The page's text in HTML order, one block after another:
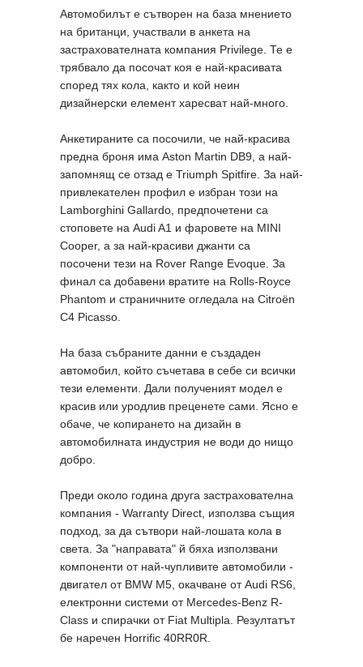
Автомобилът е сътворен на база мнението
на британци, участвали в анкета на
застрахователната компания Privilege. Те е
трябвало да посочат коя е най-красивата
според тях кола, както и кой неин
дизайнерски елемент харесват най-много.
Анкетираните са посочили, че най-красива
предна броня има Aston Martin DB9, а най-
запомнящ се отзад е Triumph Spitfire. За най-
привлекателен профил е избран този на
Lamborghini Gallardo, предпочетени са
стоповете на Audi A1 и фаровете на MINI
Cooper, а за най-красиви джанти са
посочени тези на Rover Range Evoque. За
финал са добавени вратите на Rolls-Royce
Phantom и страничните огледала на Citroën
C4 Picasso.
На база събраните данни е създаден
автомобил, който съчетава в себе си всички
тези елементи. Дали полученият модел е
красив или уродлив преценете сами. Ясно е
обаче, че копирането на дизайн в
автомобилната индустрия не води до нищо
добро.
Преди около година друга застрахователна
компания - Warranty Direct, използва същия
подход, за да сътвори най-лошата кола в
света. За "направата" й бяха използвани
компоненти от най-чупливите автомобили -
двигател от BMW M5, окачване от Audi RS6,
електронни системи от Mercedes-Benz R-
Class и спирачки от Fiat Multipla. Резултатът
бе наречен Horrific 40RR0R.